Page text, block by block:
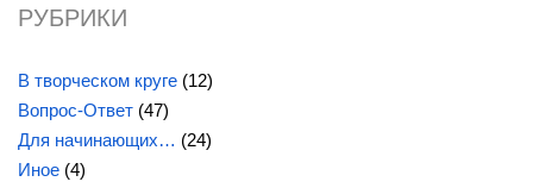
РУБРИКИ
В творческом круге (12)
Вопрос-Ответ (47)
Для начинающих… (24)
Иное (4)